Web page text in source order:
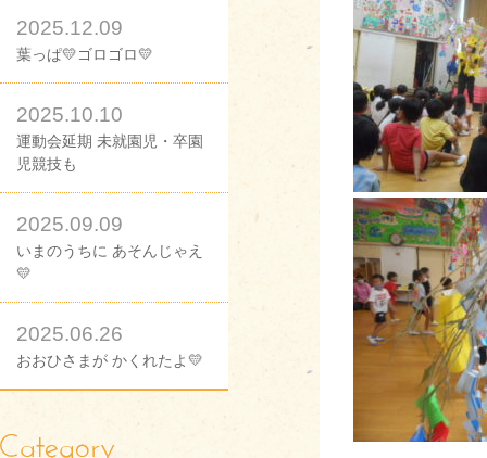
2025.12.09
葉っぱ💛ゴロゴロ💛
2025.10.10
運動会延期 未就園児・卒園
児競技も
2025.09.09
いまのうちに あそんじゃえ
💛
2025.06.26
おおひさまが かくれたよ💛